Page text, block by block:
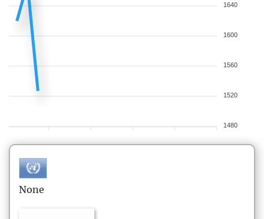
1640
1600
1560
1520
1480
None